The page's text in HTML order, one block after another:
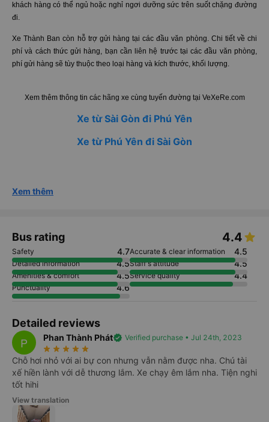
khách hàng có thể ngủ hoặc nghỉ ngơi dưỡng sức trên suốt chặng đường
đi.
Xe Thành Ban còn hỗ trợ gửi hàng tại các đầu văn phòng. Chi tiết về chi
phí và cách thức gửi hàng, bạn cần liên hệ trước tại các đầu văn phòng,
phí gửi hàng sẽ tùy thuộc theo loại hàng và kích thước, khối lượng.
Xem thêm thông tin các hãng xe cùng tuyến đường tại VeXeRe.com
Xe từ Sài Gòn đi Phú Yên
Xe từ Phú Yên đi Sài Gòn
Xem thêm
Bus rating 4.4
Safety 4.7Accurate & clear information 4.5
Detailed information 4.5Staff's attitude 4.5
Amenities & comfort 4.5Service quality 4.4
Punctuality 4.6
Detailed reviews
P Phan Thành Phátverified Verified purchase • Jul 24th, 2023
star_rate star_rate star_rate star_rate star_rate
Chỗ hơi nhỏ với ai bự con nhưng vẫn nằm được nha. Chú tài
xế hiền lành với dễ thương lắm. Xe chạy êm lắm nha. Tiện nghi
tốt hihi
View translation